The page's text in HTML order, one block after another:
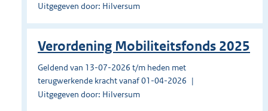
Uitgegeven door: Hilversum
Verordening Mobiliteitsfonds 2025
Geldend van 13-07-2026 t/m heden met
terugwerkende kracht vanaf 01-04-2026
Uitgegeven door: Hilversum